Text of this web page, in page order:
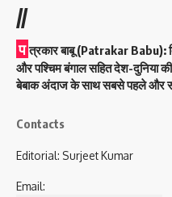
//
प त्रकार बाबू (Patrakar Babu):
और पश्चिम बंगाल सहित देश-दुनिया
बेबाक अंदाज के साथ सबसे पहले और
Contacts
Editorial: Surjeet Kumar
Email: